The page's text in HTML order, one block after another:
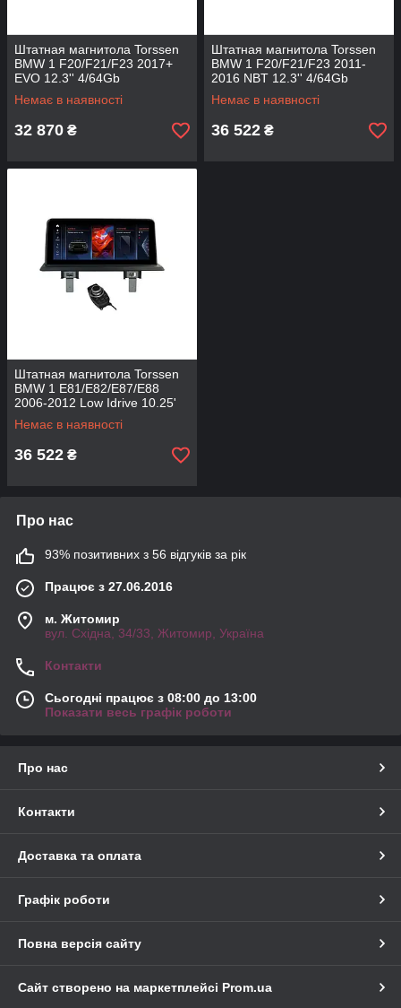
Штатная магнитола Torssen
BMW 1 F20/F21/F23 2017+
EVO 12.3'' 4/64Gb
Немає в наявності
32 870 ₴
Штатная магнитола Torssen
BMW 1 F20/F21/F23 2011-
2016 NBT 12.3'' 4/64Gb
Немає в наявності
36 522 ₴
Штатная магнитола Torssen
BMW 1 E81/E82/E87/E88
2006-2012 Low Idrive 10.25'
4/64"Gb
Немає в наявності
36 522 ₴
Про нас
93% позитивних з 56 відгуків за рік
Працює з 27.06.2016
м. Житомир
вул. Східна, 34/33, Житомир, Україна
Контакти
Сьогодні працює з 08:00 до 13:00
Показати весь графік роботи
Про нас
Контакти
Доставка та оплата
Графік роботи
Повна версія сайту
Сайт створено на маркетплейсі Prom.ua